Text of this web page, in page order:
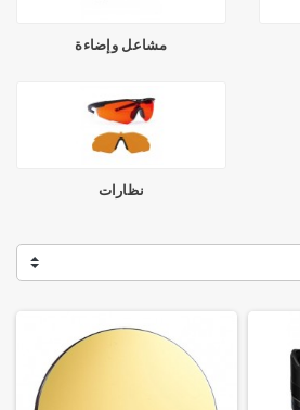
مشاعل وإضاءة
نظارات